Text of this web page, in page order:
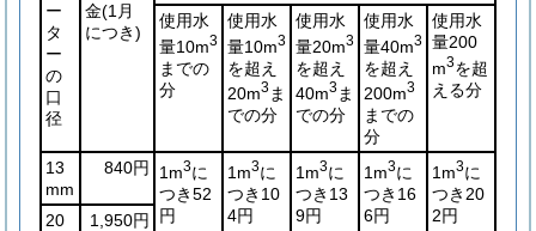
ー
タ
ー
の
口
径
金(1月
につき)
使用水
量10m3
までの
分
使用水
量10m3
を超え
20m3ま
での分
使用水
量20m3
を超え
40m3ま
での分
使用水
量40m3
を超え
200m3
までの
分
使用水
量200
m3を超
える分
13
mm
840円 1m3に
つき52
円
1m3に
つき10
4円
1m3に
つき13
9円
1m3に
つき16
6円
1m3に
つき20
2円
20
1,950円